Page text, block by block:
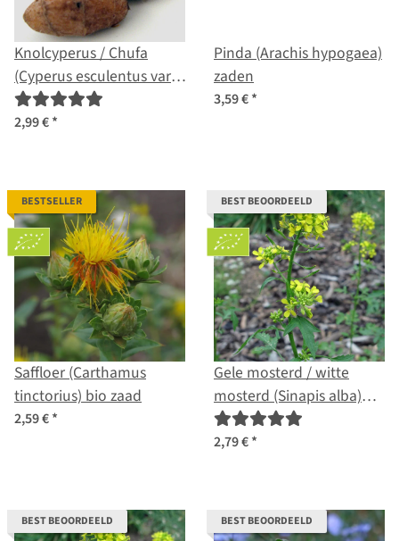
Knolcyperus / Chufa
(Cyperus esculentus var.
sativus)
2,99 €*
Pinda (Arachis hypogaea)
zaden
3,59 €*
BESTSELLER
Saffloer (Carthamus
tinctorius) bio zaad
2,59 €*
BEST BEOORDEELD
Gele mosterd / witte
mosterd (Sinapis alba)
bio zaad
2,79 €*
BEST BEOORDEELD BEST BEOORDEELD